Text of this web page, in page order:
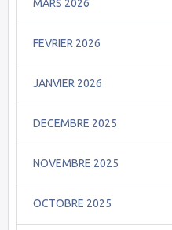
MARS 2026
FEVRIER 2026
JANVIER 2026
DECEMBRE 2025
NOVEMBRE 2025
OCTOBRE 2025